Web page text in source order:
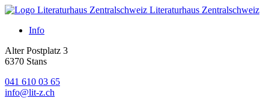
Literaturhaus Zentralschweiz
Info
Alter Postplatz 3
6370 Stans
041 610 03 65
info@lit-z.ch